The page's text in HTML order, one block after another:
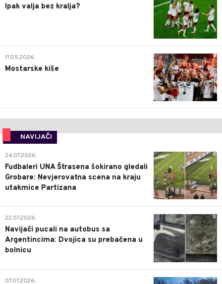
Ipak valja bez kralja?
0
17.05.2026.
Mostarske kiše
NAVIJAČI
0
24.07.2026.
Fudbaleri UNA Štrasena šokirano gledali
Grobare: Nevjerovatna scena na kraju
utakmice Partizana
0
22.07.2026.
Navijači pucali na autobus sa
Argentincima: Dvojica su prebačena u
bolnicu
1
07.07.2026.